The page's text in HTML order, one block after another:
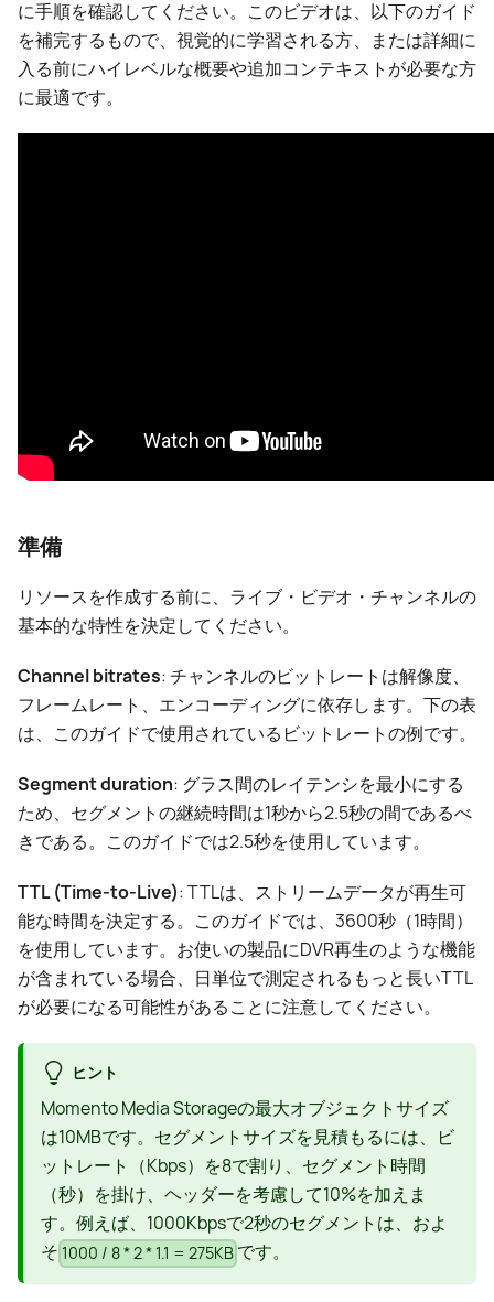
に手順を確認してください。このビデオは、以下のガイド
を補完するもので、視覚的に学習される方、または詳細に
入る前にハイレベルな概要や追加コンテキストが必要な方
に最適です。
準備
リソースを作成する前に、ライブ・ビデオ・チャンネルの
基本的な特性を決定してください。
Channel bitrates: チャンネルのビットレートは解像度、
フレームレート、エンコーディングに依存します。下の表
は、このガイドで使用されているビットレートの例です。
Segment duration: グラス間のレイテンシを最小にする
ため、セグメントの継続時間は1秒から2.5秒の間であるべ
きである。このガイドでは2.5秒を使用しています。
TTL (Time-to-Live): TTLは、ストリームデータが再生可
能な時間を決定する。このガイドでは、3600秒（1時間）
を使用しています。お使いの製品にDVR再生のような機能
が含まれている場合、日単位で測定されるもっと長いTTL
が必要になる可能性があることに注意してください。
ヒント
Momento Media Storageの最大オブジェクトサイズ
は10MBです。セグメントサイズを見積もるには、ビ
ットレート（Kbps）を8で割り、セグメント時間
（秒）を掛け、ヘッダーを考慮して10%を加えま
す。例えば、1000Kbpsで2秒のセグメントは、およ
そ 1000 / 8 * 2 * 1.1 = 275KB です。